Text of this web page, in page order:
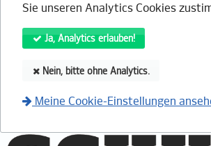
Sie unseren Analytics Cookies
Ja, Analytics erlauben!
Nein, bitte ohne Analytics.
Meine Cookie-Einstellungen